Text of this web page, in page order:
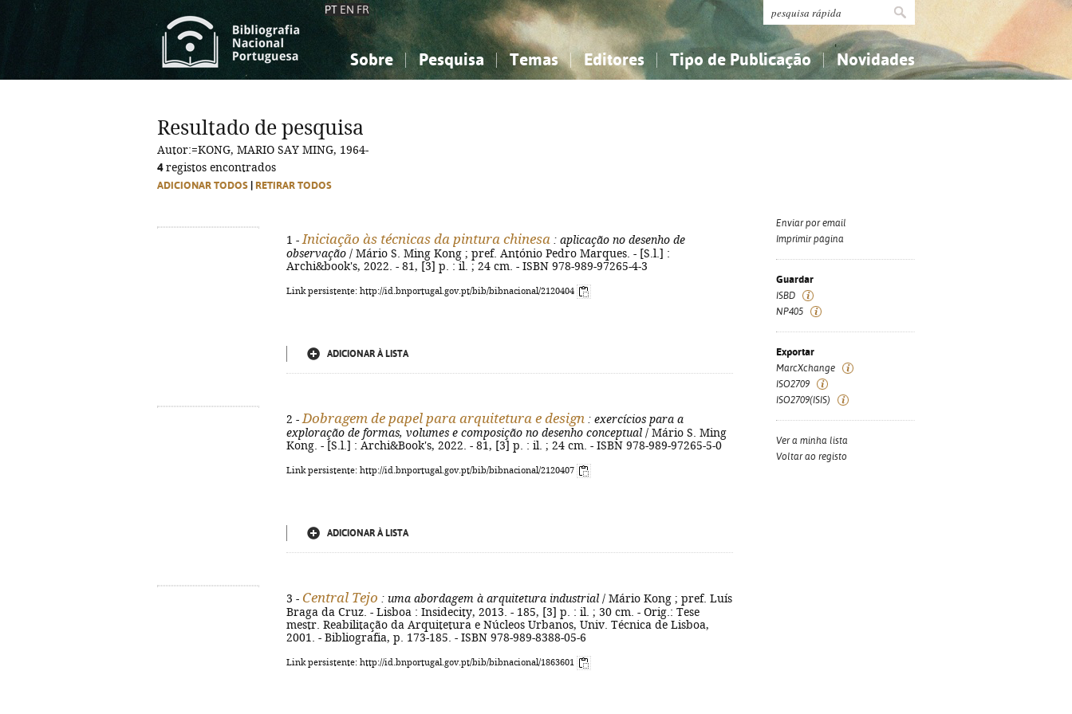
PT EN FR
Sobre Pesquisa Temas
Ciências sociais...
Editores Tipo de Publicação Novidades
Ciências sociais...
Resultado de pesquisa
Autor:=KONG, MARIO SAY MING, 1964-
4registos encontrados
ADICIONAR TODOS RETIRAR TODOS
1 - Iniciação às técnicas da pintura chinesa : aplicação no desenho de
observação / Mário S. Ming Kong ; pref. António Pedro Marques. - [S.l.] :
Archi&book's, 2022. - 81, [3] p. : il. ; 24 cm. - ISBN 978-989-97265-4-3
Link persistente: http://id.bnportugal.gov.pt/bib/bibnacional/2120404
ADICIONAR À LISTA
2 - Dobragem de papel para arquitetura e design : exercícios para a
exploração de formas, volumes e composição no desenho conceptual / Mário S. Ming
Kong. - [S.l.] : Archi&Book's, 2022. - 81, [3] p. : il. ; 24 cm. - ISBN 978-989-97265-5-0
Link persistente: http://id.bnportugal.gov.pt/bib/bibnacional/2120407
ADICIONAR À LISTA
3 - Central Tejo : uma abordagem à arquitetura industrial / Mário Kong ; pref. Luís
Braga da Cruz. - Lisboa : Insidecity, 2013. - 185, [3] p. : il. ; 30 cm. - Orig.: Tese
mestr. Reabilitação da Arquitetura e Núcleos Urbanos, Univ. Técnica de Lisboa,
2001. - Bibliografia, p. 173-185. - ISBN 978-989-8388-05-6
Link persistente: http://id.bnportugal.gov.pt/bib/bibnacional/1863601
Enviar por email
Imprimir página
Guardar
ISBD
NP405
Exportar
MarcXchange
ISO2709
ISO2709(ISIS)
Ver a minha lista
Voltar ao registo